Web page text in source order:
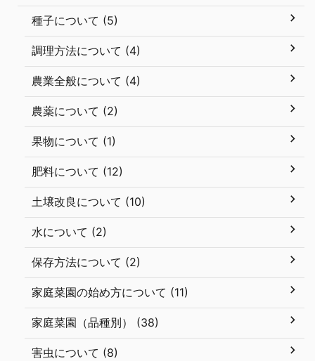
種子について (5)
調理方法について (4)
農業全般について (4)
農薬について (2)
果物について (1)
肥料について (12)
土壌改良について (10)
水について (2)
保存方法について (2)
家庭菜園の始め方について (11)
家庭菜園（品種別） (38)
害虫について (8)